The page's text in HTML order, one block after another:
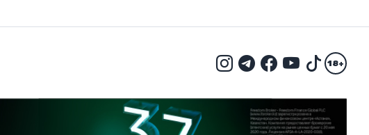
18+